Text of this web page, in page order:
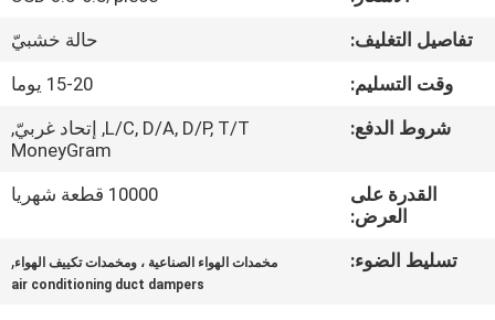
الجودة
اتصل
أخبار
القضايا
تفاصيل التغليف:
حالة خشبيّ
وقت التسليم:
15-20 يوما
شروط الدفع:
L/C, D/A, D/P, T/T, إتحاد غربيّ,
MoneyGram
القدرة على
العرض:
10000 قطعة شهريا
تسليط الضوء: مخمدات الهواء الصناعية ، ومخمدات تكييف الهواء,
air conditioning duct dampers